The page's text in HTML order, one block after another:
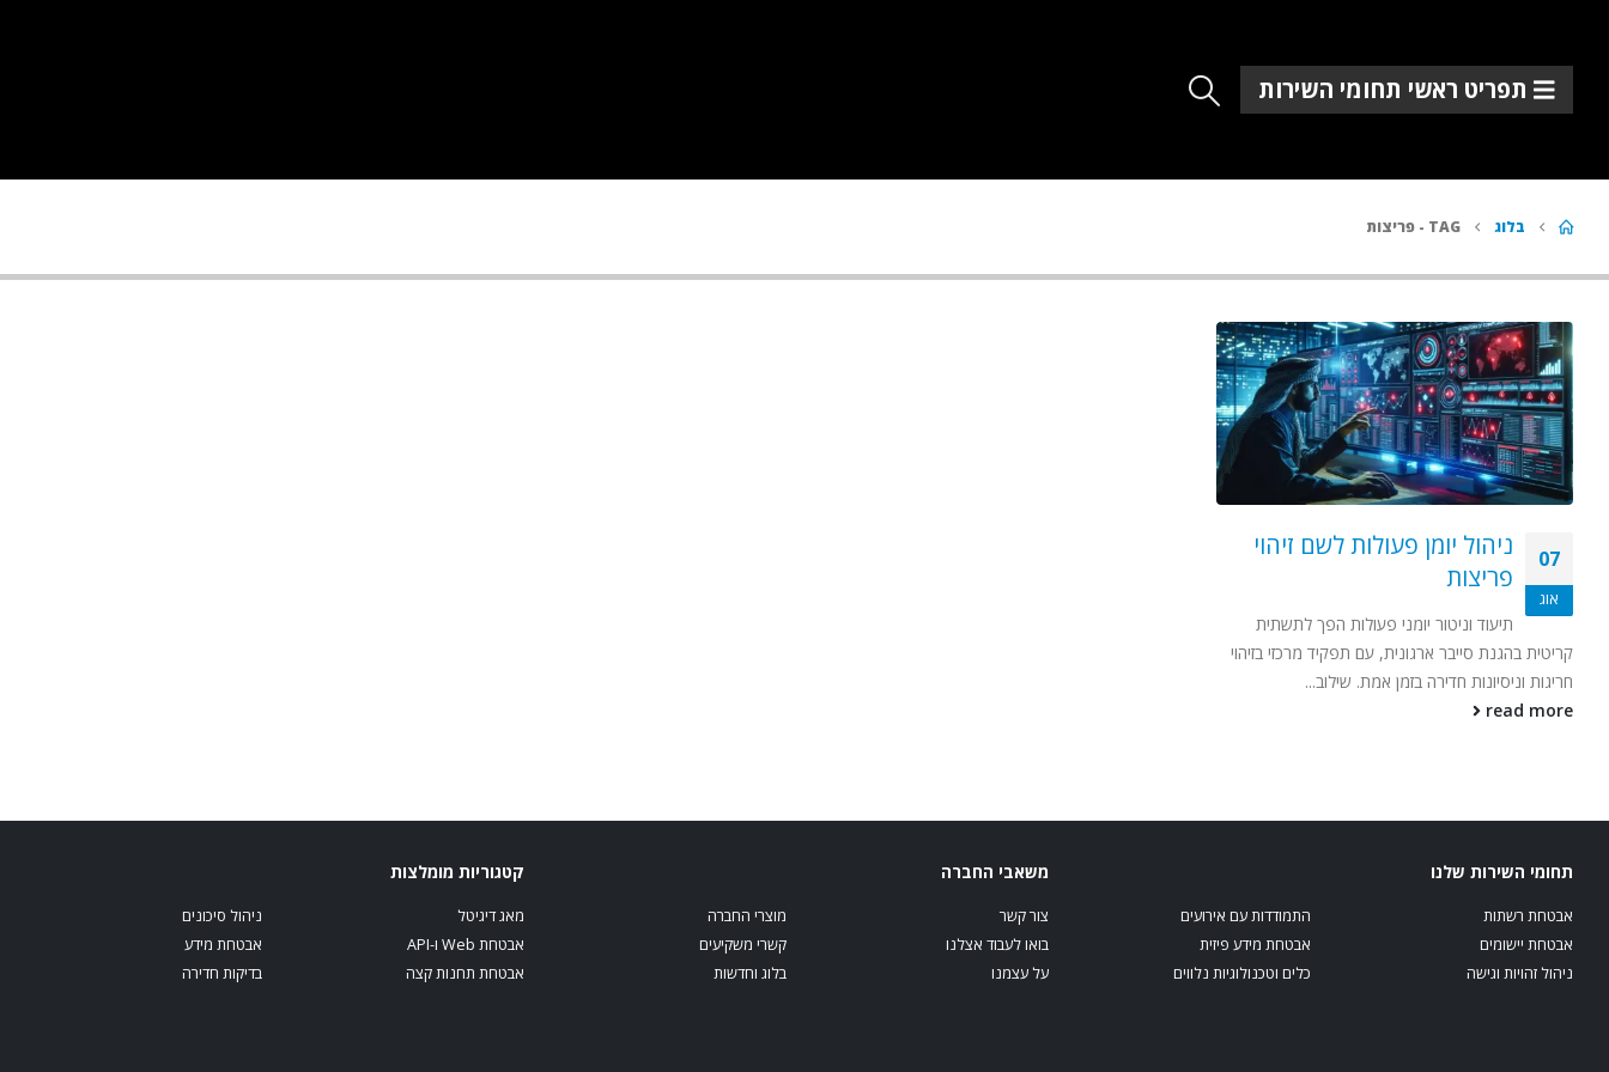
תפריט ראשי תחומי השירות
בלוג TAG - פריצות
07
אוג
ניהול יומן פעולות לשם זיהוי
פריצות
תיעוד וניטור יומני פעולות הפך לתשתית
קריטית בהגנת סייבר ארגונית, עם תפקיד מרכזי בזיהוי
חריגות וניסיונות חדירה בזמן אמת. שילוב...
read more
תחומי השירות שלנו
אבטחת רשתות
אבטחת יישומים
ניהול זהויות וגישה
התמודדות עם אירועים
אבטחת מידע פיזית
כלים וטכנולוגיות נלווים
משאבי החברה
צור קשר
בואו לעבוד אצלנו
על עצמנו
מוצרי החברה
קשרי משקיעים
בלוג וחדשות
קטגוריות מומלצות
מאג דיגיטל
אבטחת Web ו-API
אבטחת תחנות קצה
ניהול סיכונים
אבטחת מידע
בדיקות חדירה